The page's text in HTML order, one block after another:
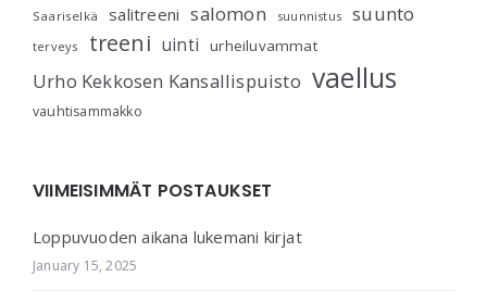
Saariselkä
salitreeni salomon suunnistus suunto
terveys treeni uinti urheiluvammat
Urho Kekkosen Kansallispuisto vaellus
vauhtisammakko
VIIMEISIMMÄT POSTAUKSET
Loppuvuoden aikana lukemani kirjat
January 15, 2025